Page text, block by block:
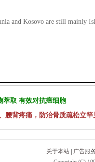
and Kosovo are still mainly
萃取 有效对抗癌细胞
腰背疼痛，防治骨质疏松立竿
关于本站
广告服